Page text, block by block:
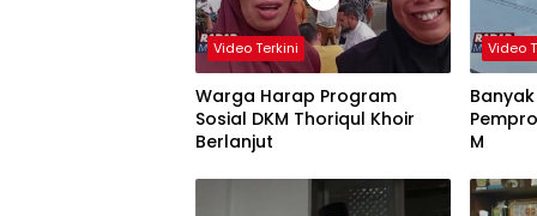
Video Terkini
Warga Harap Program
Sosial DKM Thoriqul Khoir
Berlanjut
Video
M